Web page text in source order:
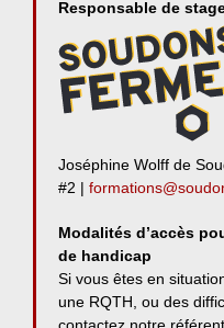
Responsable de
Joséphine Wolff de
#2 |
Modalités d’accès
de handicap
Si vous êtes en
une RQTH, ou des